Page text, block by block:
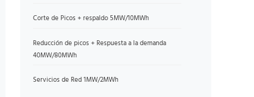
Corte de Picos + respaldo 5MW/10MWh
Reducción de picos + Respuesta a la demanda
40MW/80MWh
Servicios de Red 1MW/2MWh